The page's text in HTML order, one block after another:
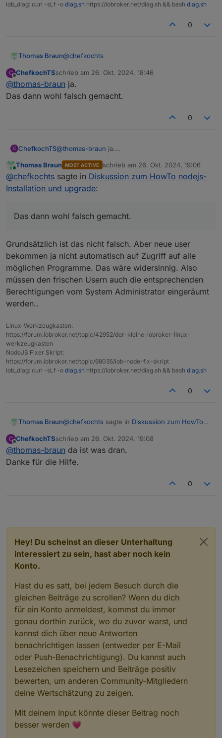
iob_diag: curl -sLf -o diag.sh https://iobroker.net/diag.sh && bash diag.sh
0
Thomas Braun@chefkochts
Hast du den user
chefkochts
mal nachträglich selber angelegt?
C
Offline
ChefkochTSschrieb am 26. Okt. 2024, 18:46
zuletzt editiert von
@thomas-braun ja.
Das dann wohl falsch gemacht.
0
C ChefkochTS@thomas-braun ja.
Online
Thomas Braun MOST ACTIVE schrieb am 26. Okt. 2024, 19:06
zuletzt editiert von
@chefkochts sagte in Diskussion zum HowTo nodejs-
Installation und upgrade:
Das dann wohl falsch gemacht.
Grundsätzlich ist das nicht falsch. Aber neue user
bekommen ja nicht automatisch auf Zugriff auf alle
möglichen Programme. Das wäre widersinnig. Also
müssen den frischen Usern auch die entsprechenden
Berechtigungen vom System Administrator eingeräumt
werden..
Linux-Werkzeugkasten:
https://forum.iobroker.net/topic/42952/der-kleine-iobroker-linux-
werkzeugkasten
NodeJS Fixer Skript:
https://forum.iobroker.net/topic/68035/iob-node-fix-skript
iob_diag: curl -sLf -o diag.sh https://iobroker.net/diag.sh && bash diag.sh
0
Thomas Braun@chefkochts sagte in Diskussion zum HowTo
Das dann wohl falsch gemacht.
user bekommen ja nicht automatisch auf Zugriff
C
Offline
ChefkochTSschrieb am 26. Okt. 2024, 19:08
zuletzt editiert von
@thomas-braun da ist was dran.
Danke für die Hilfe.
0
Hey! Du scheinst an dieser Unterhaltung
interessiert zu sein, hast aber noch kein
Konto.
Hast du es satt, bei jedem Besuch durch die
gleichen Beiträge zu scrollen? Wenn du dich
für ein Konto anmeldest, kommst du immer
genau dorthin zurück, wo du zuvor warst, und
kannst dich über neue Antworten
benachrichtigen lassen (entweder per E-Mail
oder Push-Benachrichtigung). Du kannst auch
Lesezeichen speichern und Beiträge positiv
bewerten, um anderen Community-Mitgliedern
deine Wertschätzung zu zeigen.
Mit deinem Input könnte dieser Beitrag noch
besser werden 💗